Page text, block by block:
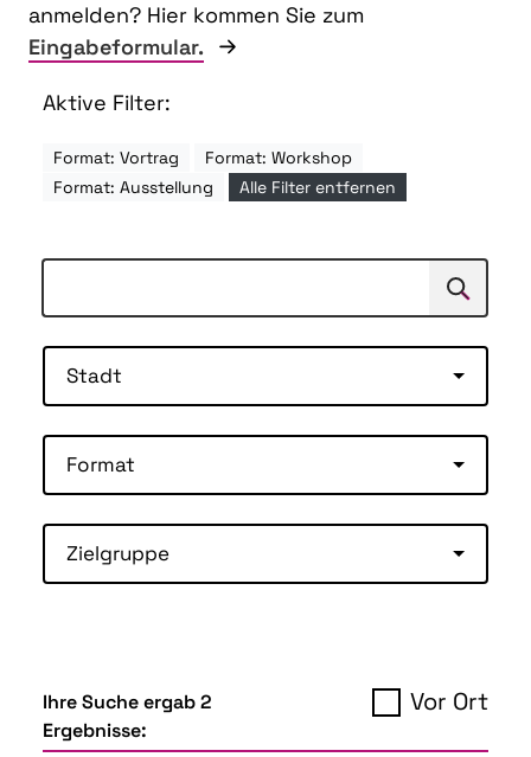
anmelden? Hier kommen Sie zum
Eingabeformular.
Aktive Filter:
Format: Vortrag
Format: Workshop
Format: Ausstellung
Alle Filter entfernen
Suchen
Stadt
Format
Zielgruppe
Ihre Suche ergab 2
Ergebnisse:
Vor Ort